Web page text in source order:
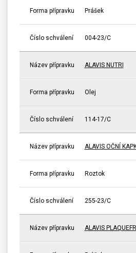
Forma přípravku Prášek
Číslo schválení 004-23/C
Název přípravku ALAVIS NUTRI
Forma přípravku Olej
Číslo schválení 114-17/C
Název přípravku ALAVIS OČNÍ
Forma přípravku Roztok
Číslo schválení 255-23/C
Název přípravku ALAVIS